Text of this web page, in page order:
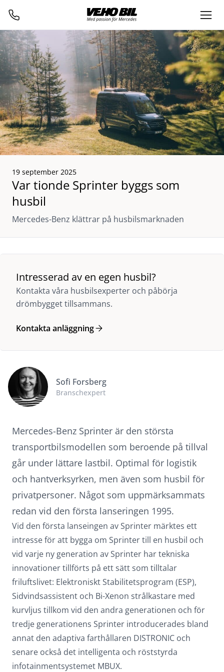
19 september 2025
Var tionde Sprinter byggs som
husbil
Mercedes-Benz klättrar på husbilsmarknaden
Intresserad av en egen husbil?
Kontakta våra husbilsexperter och påbörja
drömbygget tillsammans.
Kontakta anläggning
Sofi Forsberg
Branschexpert
Mercedes-Benz Sprinter är den största
transportbilsmodellen som beroende på tillval
går under lättare lastbil. Optimal för logistik
och hantverksyrken, men även som husbil för
privatpersoner. Något som uppmärksammats
redan vid den första lanseringen 1995.
Vid den första lanseingen av Sprinter märktes ett
intresse för att bygga om Sprinter till en husbil och
vid varje ny generation av Sprinter har tekniska
innovationer tillförts på ett sätt som tilltalar
friluftslivet: Elektroniskt Stabilitetsprogram (ESP),
Sidvindsassistent och Bi-Xenon strålkastare med
kurvljus tillkom vid den andra generationen och för
tredje generationens Sprinter introducerades bland
annat den adaptiva farthållaren DISTRONIC och
senare också det intelligenta och röststyrda
infotainmentsystemet MBUX.